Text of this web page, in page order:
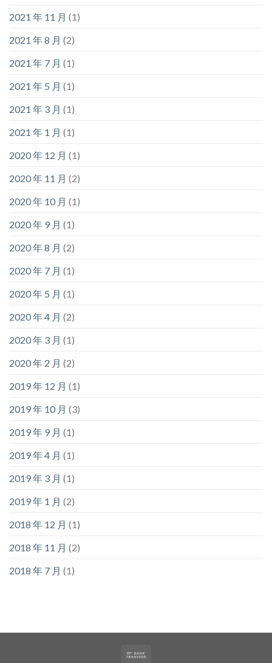
2021 年 11 月 (1)
2021 年 8 月 (2)
2021 年 7 月 (1)
2021 年 5 月 (1)
2021 年 3 月 (1)
2021 年 1 月 (1)
2020 年 12 月 (1)
2020 年 11 月 (2)
2020 年 10 月 (1)
2020 年 9 月 (1)
2020 年 8 月 (2)
2020 年 7 月 (1)
2020 年 5 月 (1)
2020 年 4 月 (2)
2020 年 3 月 (1)
2020 年 2 月 (2)
2019 年 12 月 (1)
2019 年 10 月 (3)
2019 年 9 月 (1)
2019 年 4 月 (1)
2019 年 3 月 (1)
2019 年 1 月 (2)
2018 年 12 月 (1)
2018 年 11 月 (2)
2018 年 7 月 (1)